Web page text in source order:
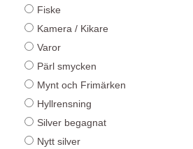
Fiske
Kamera / Kikare
Varor
Pärl smycken
Mynt och Frimärken
Hyllrensning
Silver begagnat
Nytt silver